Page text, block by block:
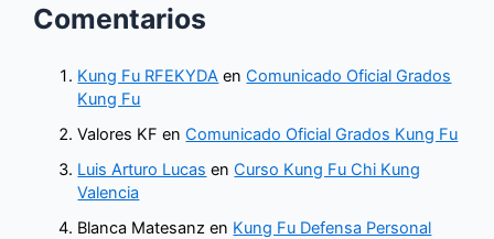
Comentarios
Kung Fu RFEKYDA enComunicado Oficial Grados
Kung Fu
Valores KF enComunicado Oficial Grados Kung Fu
Luis Arturo Lucas enCurso Kung Fu Chi Kung
Valencia
Blanca Matesanz en Kung Fu Defensa Personal